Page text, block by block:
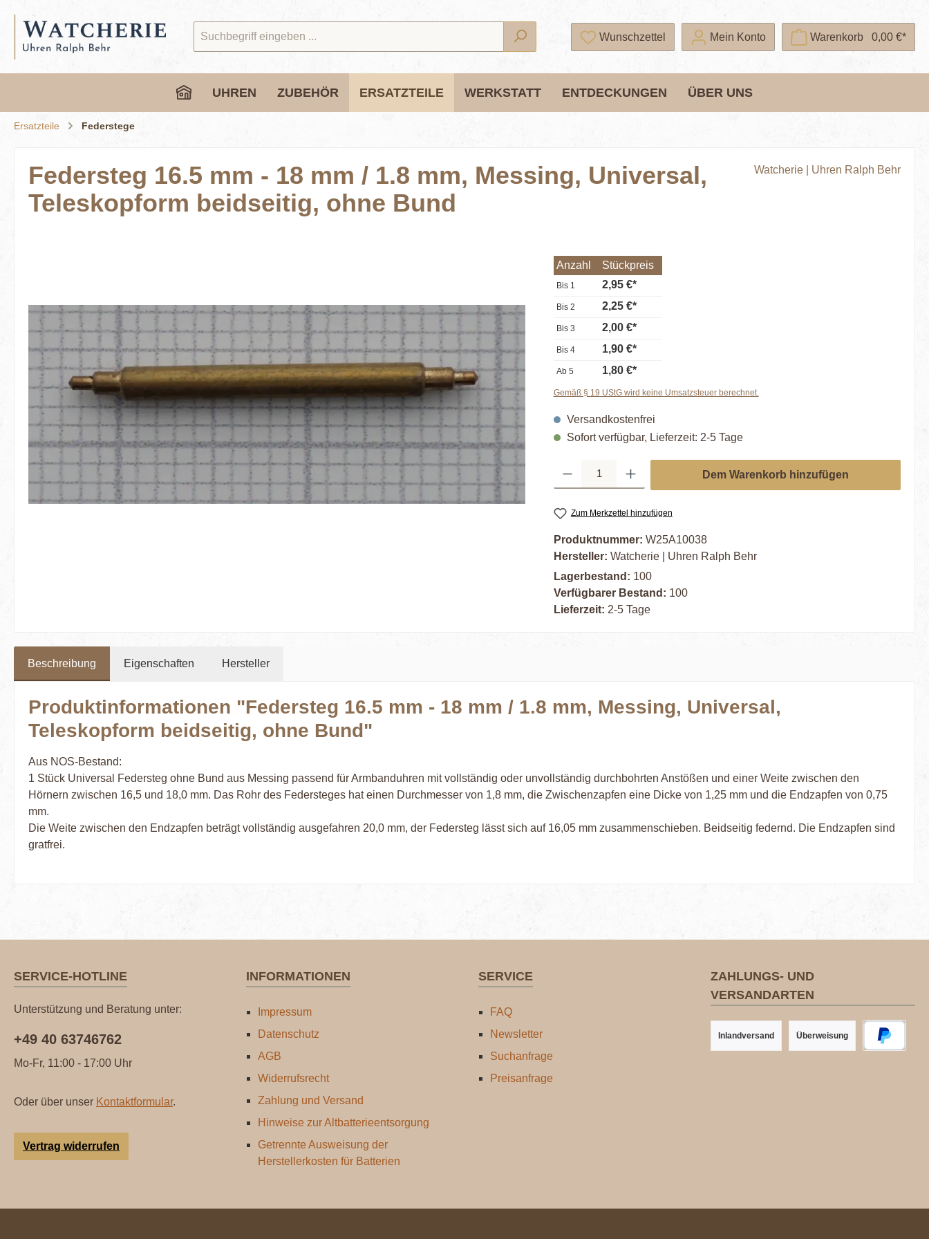
Wunschzettel
Mein Konto Warenkorb 0,00 €*
UHREN ZUBEHÖR ERSATZTEILE WERKSTATT ENTDECKUNGEN ÜBER UNS
Ersatzteile Federstege
Federsteg 16.5 mm - 18 mm / 1.8 mm, Messing, Universal,
Teleskopform beidseitig, ohne Bund
Watcherie | Uhren Ralph Behr
Anzahl Stückpreis
Bis 1 2,95 €*
Bis 2 2,25 €*
Bis 3 2,00 €*
Bis 4 1,90 €*
Ab 5 1,80 €*
Gemäß § 19 UStG wird keine Umsatzsteuer berechnet.
Versandkostenfrei
Sofort verfügbar, Lieferzeit: 2-5 Tage
Dem Warenkorb hinzufügen
Zum Merkzettel hinzufügen
Produktnummer: W25A10038
Hersteller: Watcherie | Uhren Ralph Behr
Lagerbestand: 100
Verfügbarer Bestand: 100
Lieferzeit: 2-5 Tage
Beschreibung Eigenschaften Hersteller
Produktinformationen "Federsteg 16.5 mm - 18 mm / 1.8 mm, Messing, Universal,
Teleskopform beidseitig, ohne Bund"
Aus NOS-Bestand:
1 Stück Universal Federsteg ohne Bund aus Messing passend für Armbanduhren mit vollständig oder unvollständig durchbohrten Anstößen und einer Weite zwischen den
Hörnern zwischen 16,5 und 18,0 mm. Das Rohr des Federsteges hat einen Durchmesser von 1,8 mm, die Zwischenzapfen eine Dicke von 1,25 mm und die Endzapfen von 0,75
mm.
Die Weite zwischen den Endzapfen beträgt vollständig ausgefahren 20,0 mm, der Federsteg lässt sich auf 16,05 mm zusammenschieben. Beidseitig federnd. Die Endzapfen sind
gratfrei.
SERVICE-HOTLINE
Unterstützung und Beratung unter:
+49 40 63746762
Mo-Fr, 11:00 - 17:00 Uhr
Oder über unser Kontaktformular.
Vertrag widerrufen
INFORMATIONEN
Impressum
Datenschutz
AGB
Widerrufsrecht
Zahlung und Versand
Hinweise zur Altbatterieentsorgung
Getrennte Ausweisung der
Herstellerkosten für Batterien
SERVICE
FAQ
Newsletter
Suchanfrage
Preisanfrage
ZAHLUNGS- UND
VERSANDARTEN
Überweisung
Inlandversand